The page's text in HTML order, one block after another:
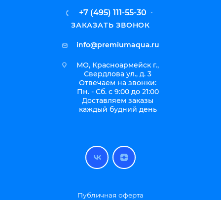
+7 (495) 111-55-30
ЗАКАЗАТЬ ЗВОНОК
info@premiumaqua.ru
МО, Красноармейск г.,
Свердлова ул., д. 3
Отвечаем на звонки:
Пн. - Сб. с 9:00 до 21:00
Доставляем заказы
каждый будний день
Публичная оферта